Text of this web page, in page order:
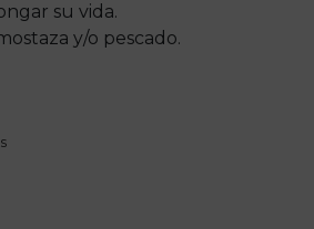
su vida.
y/o pescado.